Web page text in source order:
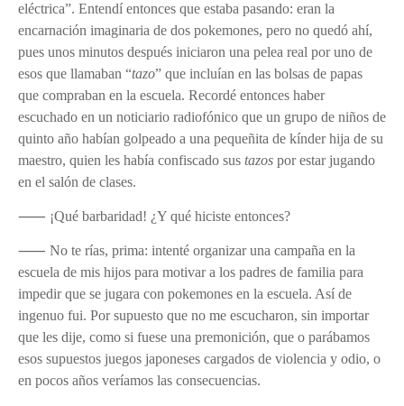
eléctrica”. Entendí entonces que estaba pasando: eran la
encarnación imaginaria de dos pokemones, pero no quedó ahí,
pues unos minutos después iniciaron una pelea real por uno de
esos que llamaban “tazo” que incluían en las bolsas de papas
que compraban en la escuela. Recordé entonces haber
escuchado en un noticiario radiofónico que un grupo de niños de
quinto año habían golpeado a una pequeñita de kínder hija de su
maestro, quien les había confiscado sus tazos por estar jugando
en el salón de clases.
⸺ ¡Qué barbaridad! ¿Y qué hiciste entonces?
⸺ No te rías, prima: intenté organizar una campaña en la
escuela de mis hijos para motivar a los padres de familia para
impedir que se jugara con pokemones en la escuela. Así de
ingenuo fui. Por supuesto que no me escucharon, sin importar
que les dije, como si fuese una premonición, que o parábamos
esos supuestos juegos japoneses cargados de violencia y odio, o
en pocos años veríamos las consecuencias.